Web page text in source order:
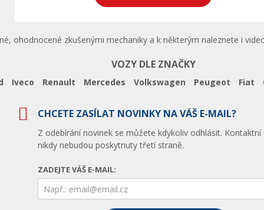
ohodnocené zkušenými mechaniky a k některým naleznete i
VOZY DLE ZNAČKY
Iveco Renault Mercedes Volkswagen Peugeot Fiat
CHCETE ZASÍLAT NOVINKY NA VÁŠ E-MAIL?
Z odebírání novinek se můžete kdykoliv odhlásit. Kontaktní
nikdy nebudou poskytnuty třetí straně.
ZADEJTE VÁŠ E-MAIL: